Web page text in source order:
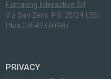
Fantaking Interactive Srl
Via San Zeno 145, 25124 (BS)
P.Iva 03549330987
PRIVACY